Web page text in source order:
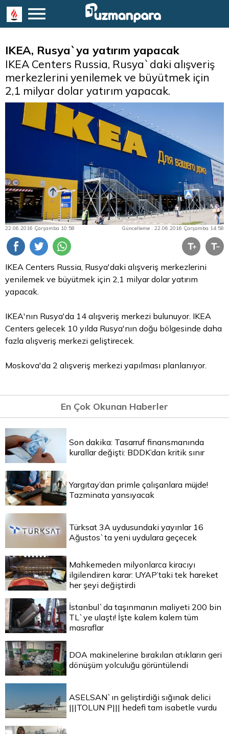
IKEA, Rusya`ya yatırım yapacak
IKEA Centers Russia, Rusya`daki alışveriş
merkezlerini yenilemek ve büyütmek için
2,1 milyar dolar yatırım yapacak.
22.06.2016 Çarşamba 10:58 Güncelleme : 22.06.2016 Çarşamba 14:58
IKEA Centers Russia, Rusya'daki alışveriş merkezlerini
yenilemek ve büyütmek için 2,1 milyardolaryatırım
yapacak.
IKEA'nın Rusya'da 14 alışveriş merkezi bulunuyor. IKEA
Centers gelecek 10 yılda Rusya'nın doğu bölgesinde daha
fazla alışveriş merkezi geliştirecek.
Moskova'da 2 alışveriş merkezi yapılması planlanıyor.
En Çok Okunan Haberler
Son dakika: Tasarruf finansmanında
kurallar değişti: BDDK’dan kritik sınır
Yargıtay’dan primle çalışanlara müjde!
Tazminata yansıyacak
Türksat 3A uydusundaki yayınlar 16
Ağustos`ta yeni uydulara geçecek
Mahkemeden milyonlarca kiracıyı
ilgilendiren karar: UYAP’taki tek hareket
her şeyi değiştirdi
İstanbul`da taşınmanın maliyeti 200 bin
TL`ye ulaştı! İşte kalem kalem tüm
masraflar
DOA makinelerine bırakılan atıkların geri
dönüşüm yolculuğu görüntülendi
ASELSAN`ın geliştirdiği sığınak delici
|||TOLUN P||| hedefi tam isabetle vurdu